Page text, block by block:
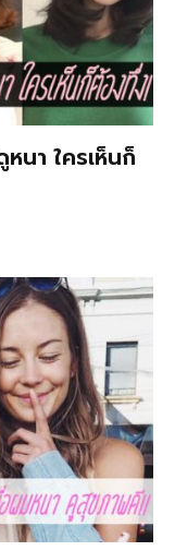
นา ใครเห็นก็